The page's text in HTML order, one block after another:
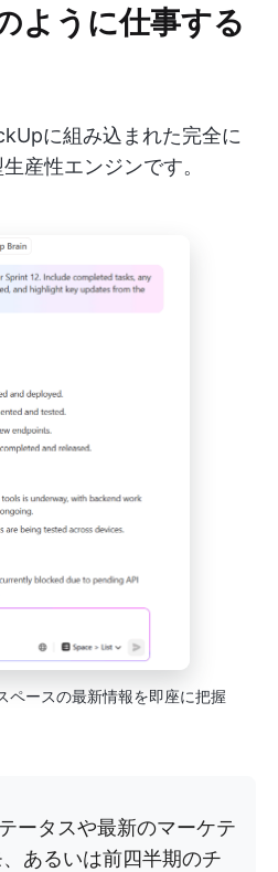
ように仕事する
に組み込まれた完全に
産性エンジンです。
ペースの最新情報を即座に把握
ータスや最新のマーケテ
あるいは前四半期のチ